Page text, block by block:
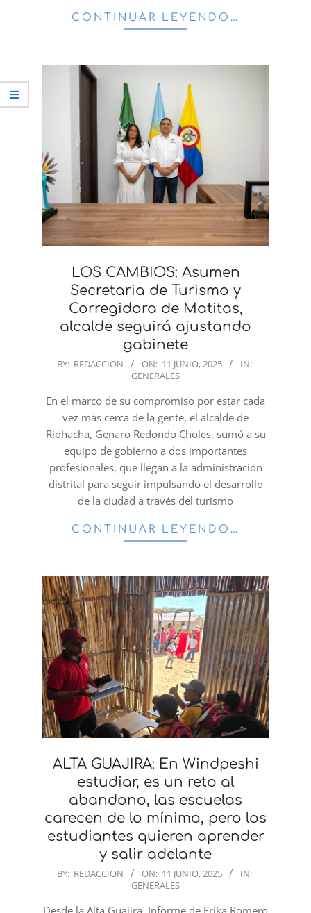
CONTINUAR LEYENDO…
LOS CAMBIOS: Asumen
Secretaria de Turismo y
Corregidora de Matitas,
alcalde seguirá ajustando
gabinete
2025-
11
BY: REDACCION ON: 11 JUNIO, 2025
IN:
GENERALES
En el marco de su compromiso por estar cada
vez más cerca de la gente, el alcalde de
Riohacha, Genaro Redondo Choles, sumó a su
equipo de gobierno a dos importantes
profesionales, que llegan a la administración
distrital para seguir impulsando el desarrollo
de la ciudad a través del turismo
CONTINUAR LEYENDO…
ALTA GUAJIRA: En Windpeshi
estudiar, es un reto al
abandono, las escuelas
carecen de lo mínimo, pero los
estudiantes quieren aprender
y salir adelante
2025-
11
BY: REDACCION ON: 11 JUNIO, 2025
IN:
GENERALES